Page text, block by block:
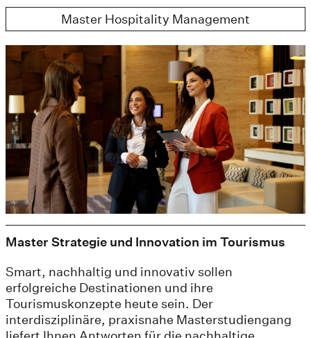
Master Hospitality Management
Master Strategie und Innovation im Tourismus
Smart, nachhaltig und innovativ sollen
erfolgreiche Destinationen und ihre
Tourismuskonzepte heute sein. Der
interdisziplinäre, praxisnahe Masterstudiengang